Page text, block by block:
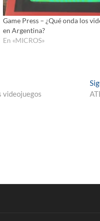
Game Press – ¿Qué onda los
en Argentina?
En «MICROS»
videojuegos